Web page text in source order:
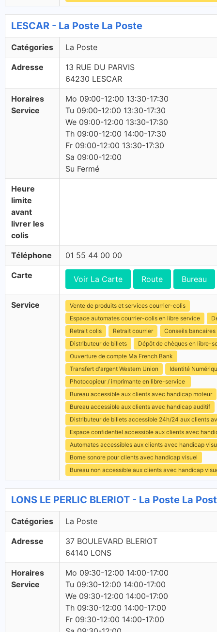
LESCAR - La Poste La Poste
Catégories La Poste
Adresse
13 RUE DU PARVIS
64230 LESCAR
Horaires
Service
Mo 09:00-12:00 13:30-17:30
Tu 09:00-12:00 13:30-17:30
We 09:00-12:00 13:30-17:30
Th 09:00-12:00 14:00-17:30
Fr 09:00-12:00 13:30-17:30
Sa 09:00-12:00
Su Fermé
Heure
limite
avant
livrer les
colis
Téléphone 01 55 44 00 00
Carte Voir La Carte Route Bureau
Service
Vente de produits et services courrier-colis
Espace automates courrier-colis en libre service
Retrait colis
Retrait courrier
Conseils bancaires
Distributeur de billets
Dépôt de chèques en libre-
Ouverture de compte Ma French Bank
Transfert d'argent Western Union
Identité
Photocopieur / imprimante en libre-service
Bureau accessible aux clients avec handicap moteur
Bureau accessible aux clients avec handicap auditif
Distributeur de billets accessible 24h/24 aux clients
Espace confidentiel accessible aux clients avec
Automates accessibles aux clients avec handicap
Borne sonore pour clients avec handicap visuel
Bureau non accessible aux clients avec handicap
LONS LE PERLIC BLERIOT - La Poste La
Catégories La Poste
Adresse
37 BOULEVARD BLERIOT
64140 LONS
Horaires
Service
Mo 09:30-12:00 14:00-17:00
Tu 09:30-12:00 14:00-17:00
We 09:30-12:00 14:00-17:00
Th 09:30-12:00 14:00-17:00
Fr 09:30-12:00 14:00-17:00